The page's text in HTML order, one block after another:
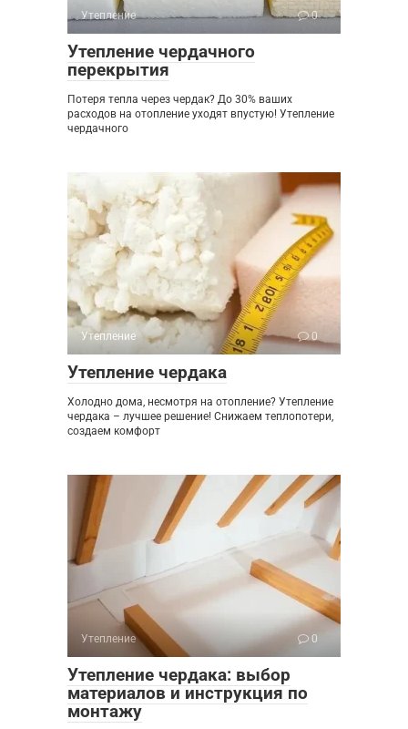
Утепление 0
Утепление чердачного
перекрытия
Потеря тепла через чердак? До 30% ваших
расходов на отопление уходят впустую! Утепление
чердачного
Утепление 0
Утепление чердака
Холодно дома, несмотря на отопление? Утепление
чердака – лучшее решение! Снижаем теплопотери,
создаем комфорт
Утепление 0
Утепление чердака: выбор
материалов и инструкция по
монтажу